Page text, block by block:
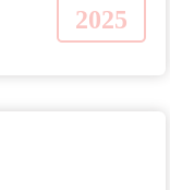
2025